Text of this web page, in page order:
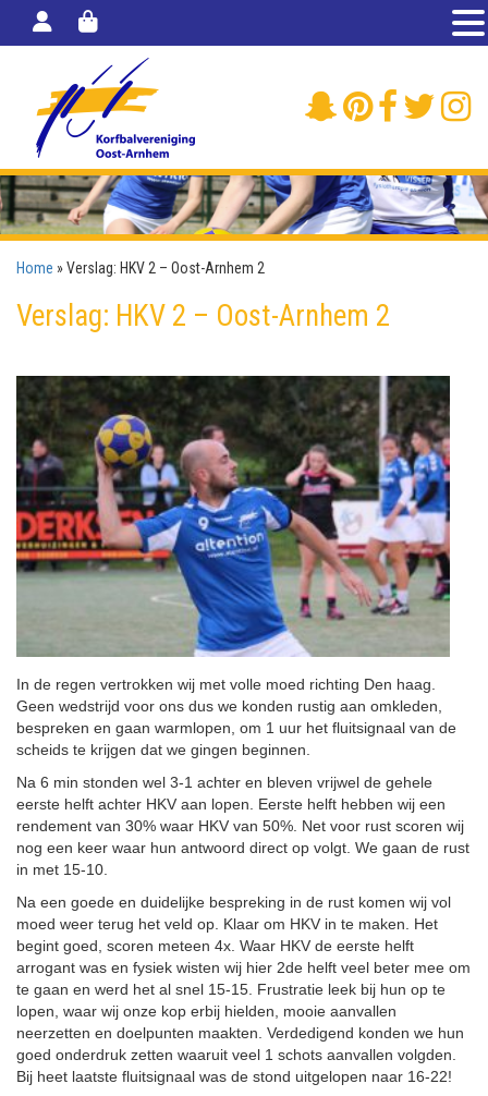
Home »Verslag: HKV 2 – Oost-Arnhem 2
Verslag: HKV 2 – Oost-Arnhem 2
In de regen vertrokken wij met volle moed richting Den haag.
Geen wedstrijd voor ons dus we konden rustig aan omkleden,
bespreken en gaan warmlopen, om 1 uur het fluitsignaal van de
scheids te krijgen dat we gingen beginnen.
Na 6 min stonden wel 3-1 achter en bleven vrijwel de gehele
eerste helft achter HKV aan lopen. Eerste helft hebben wij een
rendement van 30% waar HKV van 50%. Net voor rust scoren wij
nog een keer waar hun antwoord direct op volgt. We gaan de rust
in met 15-10.
Na een goede en duidelijke bespreking in de rust komen wij vol
moed weer terug het veld op. Klaar om HKV in te maken. Het
begint goed, scoren meteen 4x. Waar HKV de eerste helft
arrogant was en fysiek wisten wij hier 2de helft veel beter mee om
te gaan en werd het al snel 15-15. Frustratie leek bij hun op te
lopen, waar wij onze kop erbij hielden, mooie aanvallen
neerzetten en doelpunten maakten. Verdedigend konden we hun
goed onderdruk zetten waaruit veel 1 schots aanvallen volgden.
Bij heet laatste fluitsignaal was de stond uitgelopen naar 16-22!